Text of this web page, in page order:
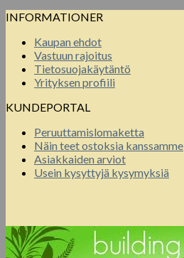
INFORMATIONER
Kaupan ehdot
Vastuun rajoitus
Tietosuojakäytäntö
Yrityksen profiili
KUNDEPORTAL
Peruuttamislomaketta
Näin teet ostoksia kanssamme
Asiakkaiden arviot
Usein kysyttyjä kysymyksiä